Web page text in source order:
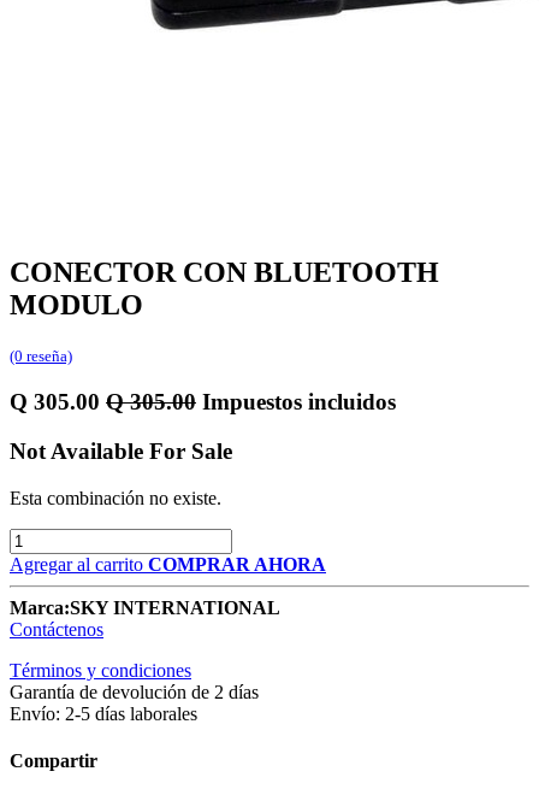
CONECTOR CON BLUETOOTH
MODULO
(0 reseña)
Q 305.00 Q305.00 Impuestos incluidos
Not Available For Sale
Esta combinación no existe.
Agregar al carrito COMPRAR AHORA
Marca:SKY INTERNATIONAL
Contáctenos
Términos y condiciones
Garantía de devolución de 2 días
Envío: 2-5 días laborales
Compartir